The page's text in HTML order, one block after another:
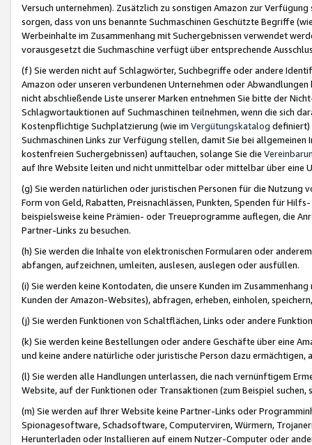
Versuch unternehmen). Zusätzlich zu sonstigen Amazon zur
sorgen, dass von uns benannte Suchmaschinen Geschützte Begriffe
Werbeinhalte im Zusammenhang mit Suchergebnissen verwendet
vorausgesetzt die Suchmaschine verfügt über entsprechende
(f) Sie werden nicht auf Schlagwörter, Suchbegriffe oder andere
Amazon oder unseren verbundenen Unternehmen oder
nicht abschließende Liste unserer Marken entnehmen Sie bitte der
Schlagwortauktionen auf Suchmaschinen teilnehmen, wenn die sich
Kostenpflichtige Suchplatzierung (wie im Vergütungskatalog definiert)
Suchmaschinen Links zur Verfügung stellen, damit Sie bei
kostenfreien Suchergebnissen) auftauchen, solange Sie die
auf Ihre Website leiten und nicht unmittelbar oder mittelbar über eine
(g) Sie werden natürlichen oder juristischen Personen für die Nutzung
Form von Geld, Rabatten, Preisnachlässen, Punkten, Spenden für
beispielsweise keine Prämien- oder Treueprogramme auflegen, die
Partner-Links zu besuchen.
(h) Sie werden die Inhalte von elektronischen Formularen oder
abfangen, aufzeichnen, umleiten, auslesen, auslegen oder ausfüllen.
(i) Sie werden keine Kontodaten, die unsere Kunden im
Kunden der Amazon-Websites), abfragen, erheben, einholen,
(j) Sie werden Funktionen von Schaltflächen, Links oder andere
(k) Sie werden keine Bestellungen oder andere Geschäfte über eine
und keine andere natürliche oder juristische Person dazu
(l) Sie werden alle Handlungen unterlassen, die nach vernünftigem
Website, auf der Funktionen oder Transaktionen (zum Beispiel
(m) Sie werden auf Ihrer Website keine Partner-Links oder
Spionagesoftware, Schadsoftware, Computerviren, Würmern,
Herunterladen oder Installieren auf einem Nutzer-Computer oder